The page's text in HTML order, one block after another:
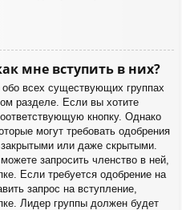
мне вступить в них?
всех существующих группах
разделе. Если вы хотите
кнопку. Однако
могут требовать одобрения
или даже скрытыми.
запросить членство в ней,
Если требуется одобрение на
запрос на вступление,
Лидер группы должен будет